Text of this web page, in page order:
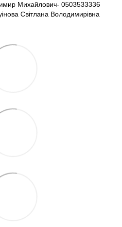
Михайлович- 0503533336
Світлана Володимирівна